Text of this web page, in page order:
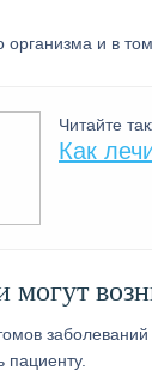
организма и в
Читайте
Как
могут
заболеваний
пациенту.